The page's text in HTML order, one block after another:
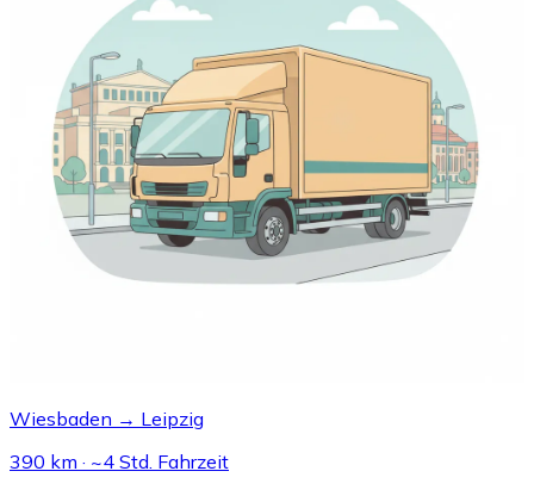
Wiesbaden → Leipzig
390 km · ~4 Std. Fahrzeit